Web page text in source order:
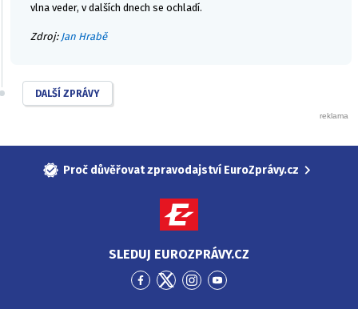
vlna veder, v dalších dnech se ochladí.
Zdroj: Jan Hrabě
DALŠÍ ZPRÁVY
Proč důvěřovat zpravodajství EuroZprávy.cz
SLEDUJ EUROZPRÁVY.CZ
PřejítPřejítPřejítPřejít